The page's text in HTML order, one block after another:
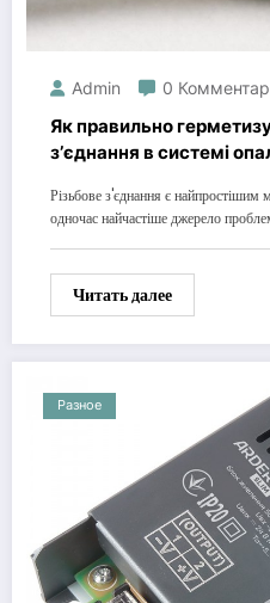
Admin 0
Як правильно
з’єднання в системі
Різьбове з'єднання є найпростішим
одночас найчастіше джерело
Читать далее
Разное